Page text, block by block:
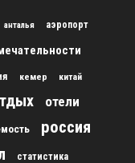
анталья аэропорт
кемер китай
отели
россия
статистика